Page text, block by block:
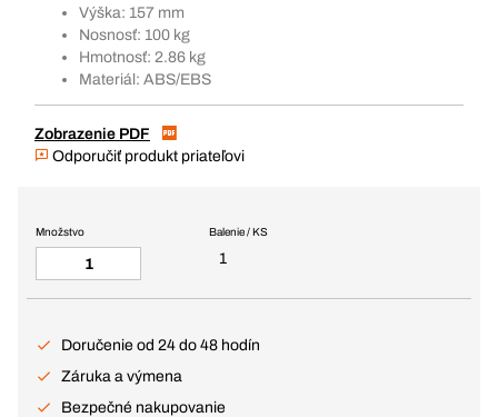
Výška: 157 mm
Nosnosť: 100 kg
Hmotnosť: 2.86 kg
Materiál: ABS/EBS
Zobrazenie PDF
Odporučiť produkt priateľovi
Balenie / KS
1
Množstvo
Doručenie od 24 do 48 hodín
Záruka a výmena
Bezpečné nakupovanie